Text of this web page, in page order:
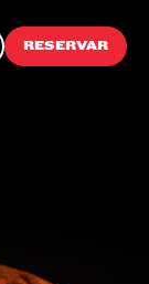
RESERVAR